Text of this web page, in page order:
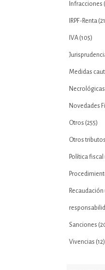
Infracciones
IRPF-Renta
IVA(105)
Medidas
Necrológicas
Novedades
Otros (255)
Otros tributos
Política fiscal
Recaudación
Sanciones
Vivencias (12)